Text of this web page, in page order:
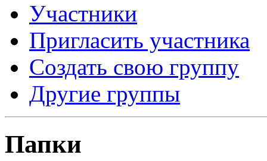
Участники
Пригласить участника
Создать свою группу
Другие группы
Папки